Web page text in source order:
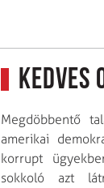
Kedves
Megdöbbentő
amerikai
korrupt
sokkoló azt